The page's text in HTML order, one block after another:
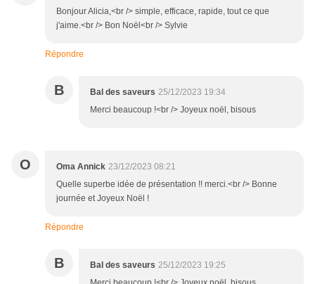
Bonjour Alicia,<br /> simple, efficace, rapide, tout ce que
j'aime.<br /> Bon Noël<br /> Sylvie
Répondre
B Bal des saveurs 25/12/2023 19:34
Merci beaucoup !<br /> Joyeux noël, bisous
O Oma Annick 23/12/2023 08:21
Quelle superbe idée de présentation !! merci.<br /> Bonne
journée et Joyeux Noël !
Répondre
B Bal des saveurs 25/12/2023 19:25